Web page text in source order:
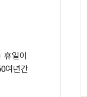
휴일이
여년간